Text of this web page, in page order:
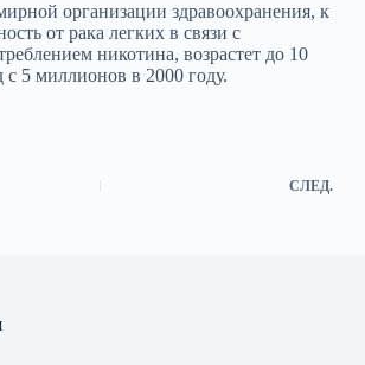
организации здравоохранения, к
от рака легких в связи с
никотина, возрастет до 10
5 миллионов в 2000 году.
СЛЕД.